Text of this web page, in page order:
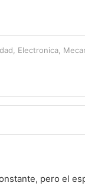
Electronica,
pero el